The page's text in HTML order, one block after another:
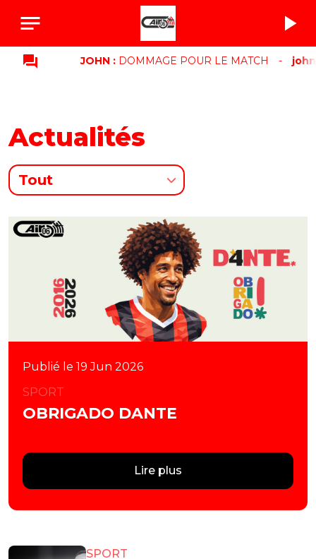
notes play_arrow
question_answer JOHN :DOMMAGE POUR LE MATCH- john :
Actualités
Tout
Publié le 19 Jun 2026
SPORT
OBRIGADO DANTE
Lire plus
SPORT